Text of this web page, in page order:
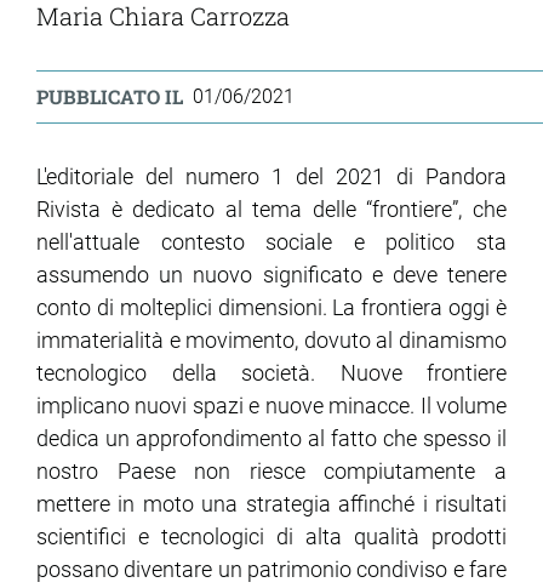
Maria Chiara Carrozza
PUBBLICATO IL 01/06/2021
L'editoriale del numero 1 del 2021 di Pandora
Rivista è dedicato al tema delle “frontiere”, che
nell'attuale contesto sociale e politico sta
assumendo un nuovo significato e deve tenere
conto di molteplici dimensioni. La frontiera oggi è
immaterialità e movimento, dovuto al dinamismo
tecnologico della società. Nuove frontiere
implicano nuovi spazi e nuove minacce. Il volume
dedica un approfondimento al fatto che spesso il
nostro Paese non riesce compiutamente a
mettere in moto una strategia affinché i risultati
scientifici e tecnologici di alta qualità prodotti
possano diventare un patrimonio condiviso e fare